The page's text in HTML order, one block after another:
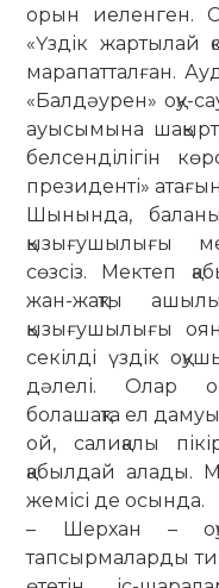
орын иеленген.
«Үздік жартылай
марапатталған.
«Балдәурен» оқу-
ауысымына
белсенділігін
президенті»
Шынында,
қызы­ғушылығы
сөзсіз. Мектеп
жан-жақты
қызығушылығы
секілді үздік
дәлелі. Олар
болашақта ел
ой, салиқалы
қабылдай алады.
жемісі де осында.
– Шерхан – оқу
тапсырмаларды